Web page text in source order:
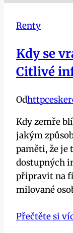
Renty
Kdy se
Citlivé
Od
Kdy zemře
jakým
paměti, že je
dostupných
připravit na
milované
Přečtěte si